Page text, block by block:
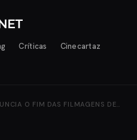
Críticas
Cinecartaz
O FIM DAS FILMAGENS DE…